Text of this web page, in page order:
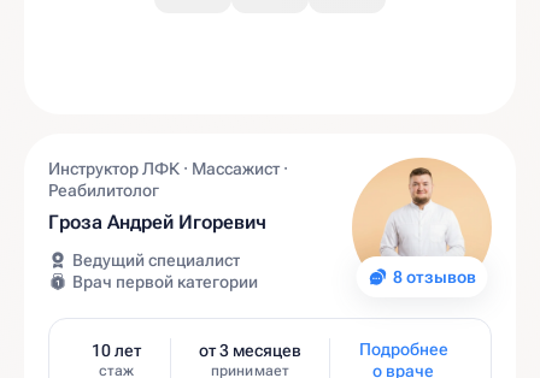
8 отзывов
Инструктор ЛФК · Массажист ·
Реабилитолог
Гроза Андрей Игоревич
Ведущий специалист
Врач первой категории
10 лет
стаж
от 3 месяцев
принимает
Подробнее
о враче